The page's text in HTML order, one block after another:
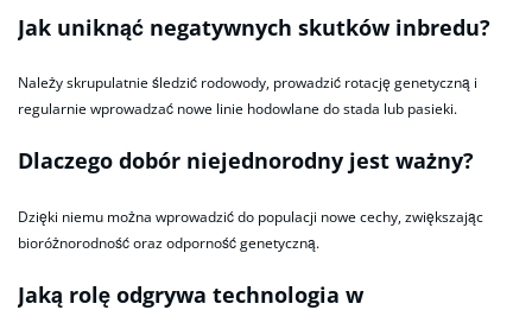
Jak uniknąć negatywnych skutków inbredu?
Należy skrupulatnie śledzić rodowody, prowadzić rotację genetyczną i
regularnie wprowadzać nowe linie hodowlane do stada lub pasieki.
Dlaczego dobór niejednorodny jest ważny?
Dzięki niemu można wprowadzić do populacji nowe cechy, zwiększając
bioróżnorodność oraz odporność genetyczną.
Jaką rolę odgrywa technologia w